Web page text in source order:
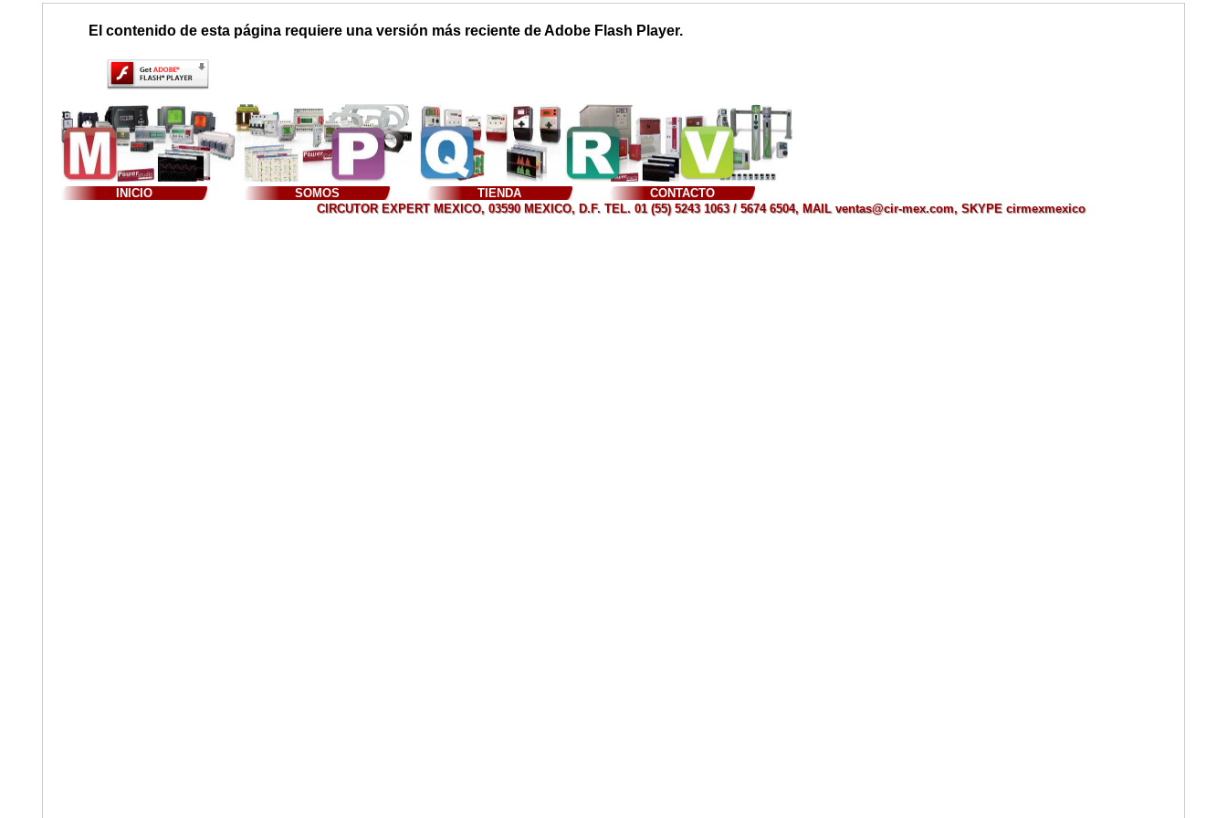
El contenido de esta página requiere una versión más reciente de Adobe Flash Player.
INICIO SOMOS TIENDA
CONTACTO
CIRCUTOR EXPERT MEXICO, 03590 MEXICO, D.F. TEL. 01 (55) 5243 1063 / 5674 6504, MAIL ventas@cir-mex.com, SKYPE cirmexmexico